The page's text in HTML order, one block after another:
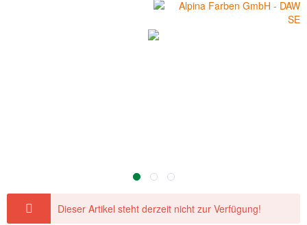
Dieser Artikel steht derzeit nicht zur Verfügung!